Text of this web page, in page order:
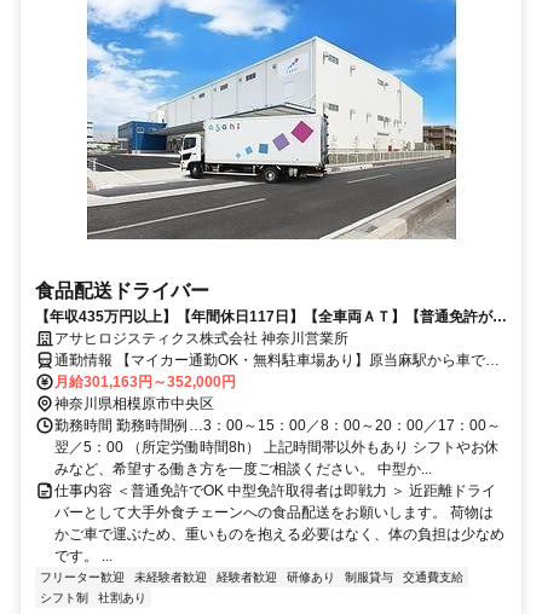
食品配送ドライバー
【年収435万円以上】【年間休日117日】【全車両ＡＴ】【普通免許があ
ればOK】など多くの人が働きやすい環境を整えています
アサヒロジスティクス株式会社 神奈川営業所
通勤情報 【マイカー通勤OK・無料駐車場あり】原当麻駅から車で8
分、上溝駅から車で15分、相模大野駅から車で35分
月給301,163円～352,000円
神奈川県相模原市中央区
勤務時間 勤務時間例…3：00～15：00／8：00～20：00／17：00～
翌／5：00 （所定労働時間8h） 上記時間帯以外もあり シフトやお休
みなど、希望する働き方を一度ご相談ください。 中型か...
仕事内容 ＜普通免許でOK 中型免許取得者は即戦力 ＞ 近距離ドライ
バーとして大手外食チェーンへの食品配送をお願いします。 荷物は
かご車で運ぶため、重いものを抱える必要はなく、体の負担は少なめ
です。 ...
フリーター歓迎 未経験者歓迎 経験者歓迎 研修あり 制服貸与
交通費支給
シフト制
社割あり